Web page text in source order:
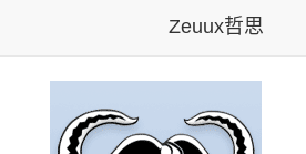
Zeuux哲思